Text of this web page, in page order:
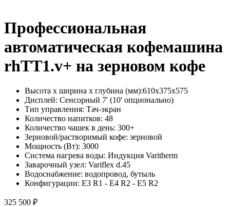
Профессиональная
автоматическая кофемашина
rhTT1.v+ на зерновом кофе
Высота х ширина х глубина (мм):610х375х575
Дисплей: Сенсорный 7' (10' опционально)
Тип управления: Тач-экран
Количество напитков: 48
Количество чашек в день: 300+
Зерновой/растворимый кофе: зерновой
Мощность (Вт): 3000
Система нагрева воды: Индукция Varitherm
Заварочный узел: Variflex d.45
Водоснабжение: водопровод, бутыль
Конфигурации: E3 R1 - E4 R2 - E5 R2
325 500 ₽